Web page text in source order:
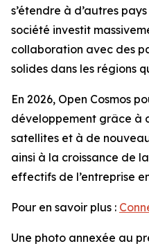
s’étendre à d’autres
société investit
collaboration avec des
solides dans les régions
En 2026, Open Cosmos
développement grâce à
satellites et à de
ainsi à la croissance de
effectifs de l’entreprise
Pour en savoir plus :
Une photo annexée au